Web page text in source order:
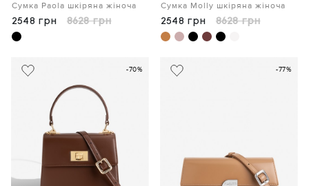
Сумка Paola шкіряна жіноча
2548 грн 8628 грн
Сумка Molly шкіряна жіноча
2548 грн 8628 грн
-70% -77%